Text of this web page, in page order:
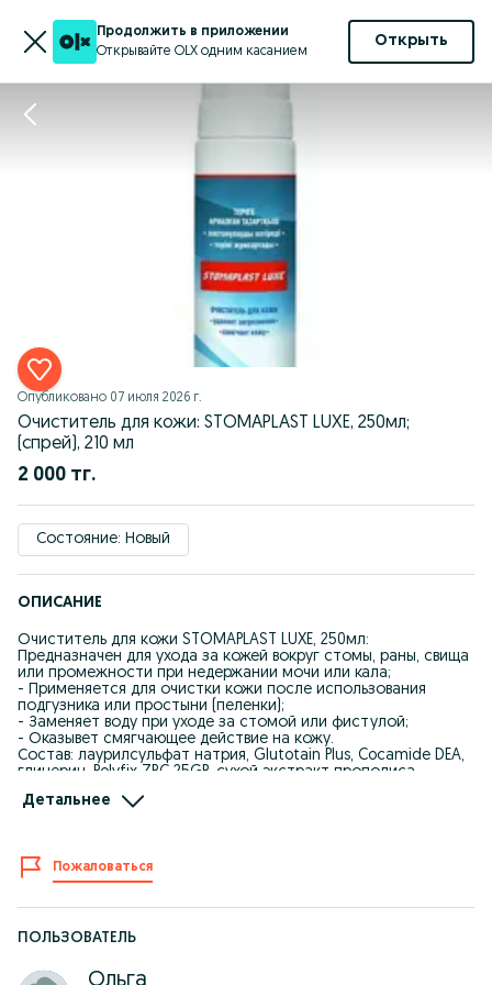
Продолжить в приложении
Открывайте OLX одним касанием
Открыть
Опубликовано 07 июля 2026 г.
Очиститель для кожи: STOMAPLAST LUXE, 250мл;
(спрей), 210 мл
2 000 тг.
Состояние: Новый
ОПИСАНИЕ
Очиститель для кожи STOMAPLAST LUXE, 250мл:
Предназначен для ухода за кожей вокруг стомы, раны, свища
или промежности при недержании мочи или кала;
- Применяется для очистки кожи после использования
подгузника или простыни (пеленки);
- Заменяет воду при уходе за стомой или фистулой;
- Оказывет смягчающее действие на кожу.
Состав: лаурилсульфат натрия, Glutotain Plus, Cocamide DEA,
глицерин, Polyfix ZRC 25GP, сухой экстракт прополиса,
Nipaquard, вода очищенная.
Дата изготовления: 03.2023
Очиститель для кожи STOMAPLAST (спрей), 210 мл:
Предназначен для ежедневного ухода за кожей вокруг
или кала;
подгузника или простыни (пеленки);
Детальнее
Пожаловаться
ПОЛЬЗОВАТЕЛЬ
Ольга